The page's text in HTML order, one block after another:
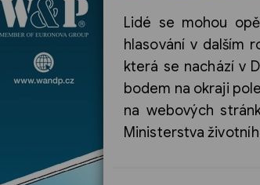
Lidé se mohou
hlasování v dalším
která se nachází v
bodem na okraji
na webových
Ministerstva